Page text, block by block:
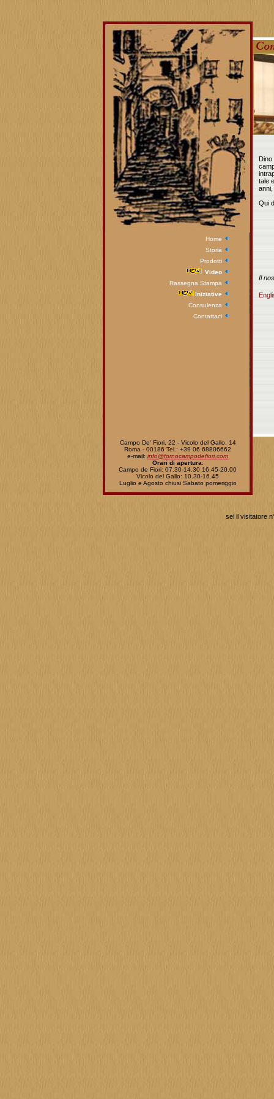
Home
Storia
Prodotti
Video
Rassegna Stampa
Iniziative
Consulenza
Contattaci
tale
Qui
Il
Campo De' Fiori, 22 - Vicolo del Gallo, 14
Roma - 00186 Tel.: +39 06.68806662
e-mail: info@fornocampodefiori.com
Orari di apertura:
Campo de Fiori: 07.30-14.30 16.45-20.00
Vicolo del Gallo: 10.30-16.45
Luglio e Agosto chiusi Sabato pomeriggio
sei il visitatore